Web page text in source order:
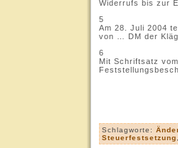
Widerrufs bis zur
5
Am 28. Juli 2004
von … DM der
6
Mit Schriftsatz
Schlagworte:
Steuerfestsetzung